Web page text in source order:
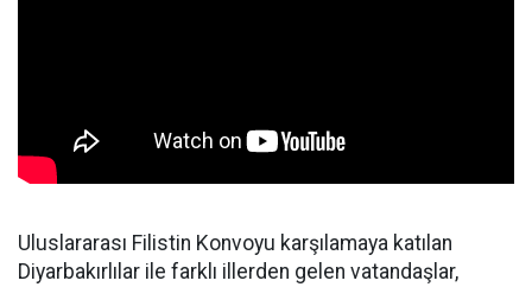
Uluslararası Filistin Konvoyu karşılamaya katılan
Diyarbakırlılar ile farklı illerden gelen vatandaşlar,